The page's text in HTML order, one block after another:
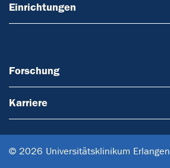
Einrichtungen
Forschung
Karriere
© 2026 Universitätsklinikum Erlangen